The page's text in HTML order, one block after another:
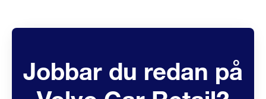
Jobbar du redan på